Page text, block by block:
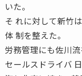
いた。
そ れに対して新竹
体 制を整えた。
労務管理にも佐川流
セールスドライバ